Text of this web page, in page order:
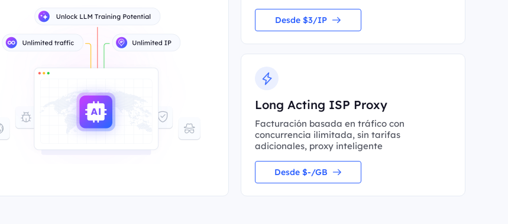
Desde $3/IP
Long Acting ISP Proxy
Facturación basada en tráfico con
concurrencia ilimitada, sin tarifas
adicionales, proxy inteligente
Desde $-/GB